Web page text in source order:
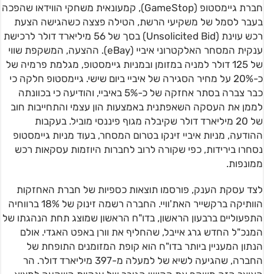
חברת גיימסטופ (GameStop), קמעונאית משחקי הווידאו שהפכה
בעבר לסמל של משקיעי הרשת, הטילה פצצה כשהגישה הצעת
רכש עוינת (Unsolicited Bid) בסך של 56 מיליארד דולר לרכישת
ענקית המסחר האלקטרוני איביי (eBay). ההצעה, המשקפת שווי
של 125 דולר למניה במזומן ובמניות גיימסטופ, מגלמת פרמיה של
כ-20% על מחיר הסגירה של איביי ביום שישי. גיימסטופ חלקה כי
כבר צברה בסתר אחזקה של כ-5% באיביי, והודיעה כי בכוונתה
לממן את העסקה השאפתנית באמצעות הון עצמי והתחייבות חוב
של 20 מיליארד דולר שקיבלה מגוף פיננסי מוביל. בעקבות
ההודעה, מניות איביי זינקו בטרום המסחר, בעוד מניות גיימסטופ
נסחרו בירידות, כפי שקורה לרוב לחברות היוזמות עסקאות רכש
ממונפות.
לצד עסקת הענק, פורסמו תוצאות כספיות של חברת האחזקות
הוותיקה ברקשייר האת'וויי. החברה רשמה זינוק של 18% ברווחיה
התפעוליים ברבעון הראשון, בדו"ח הראשון שמוצג תחת הנהגתו של
המנכ"ל החדש גרג אייבל, שהחליף את וורן באפט האגדי. אולם
הנתון המעניין ביותר בדו"ח הוא קופת המזומנים התופחת של
החברה, שהגיעה לשיא של למעלה מ-397 מיליארד דולר. הר